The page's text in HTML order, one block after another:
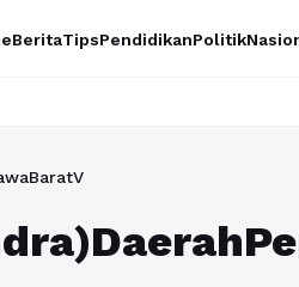
BeritaTipsPendidikanPolitik
Ingin